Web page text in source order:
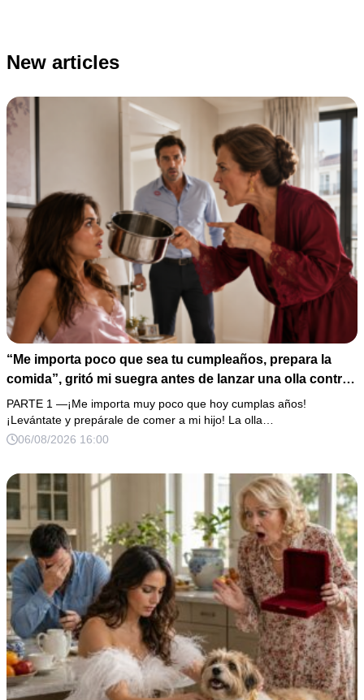
New articles
“Me importa poco que sea tu cumpleaños, prepara la
comida”, gritó mi suegra antes de lanzar una olla contra
mi cama. Mi esposo regresó horas después oliendo al
perfume de su amante, seguro de que yo lo perdonaría.
Pero yo ya tenía 3 copias de los estados de cuenta y una
PARTE 1 —¡Me importa muy poco que hoy cumplas años!
¡Levántate y prepárale de comer a mi hijo! La olla…
06/08/2026 16:00